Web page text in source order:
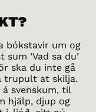
bókstavir um og
sum ’Vad sa du’
ska du inte gå
trupult at skilja.
svenskum, til
hjälp, djup og